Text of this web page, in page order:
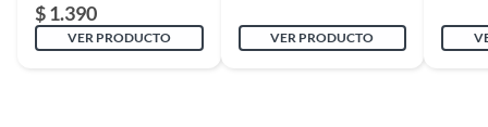
$ 1.390
VER PRODUCTO VER PRODUCTO